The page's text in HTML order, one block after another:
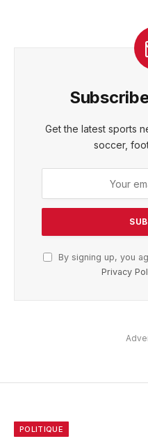
Get the latest sports
soccer,
By signing up, you
Privacy
POLITIQUE